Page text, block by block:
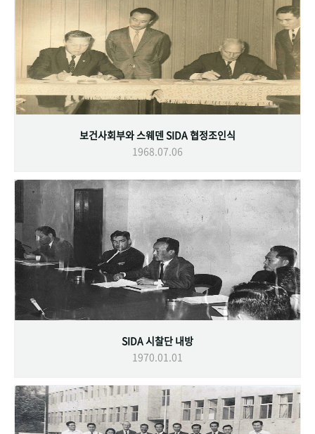
보건사회부와 스웨덴 SIDA 협정조인식
1968.07.06
SIDA 시찰단 내방
1970.01.01